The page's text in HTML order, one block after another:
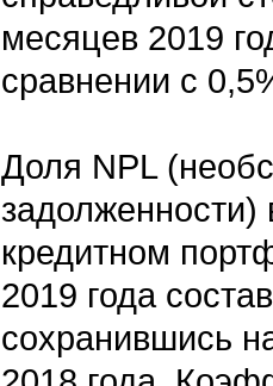
месяцев 2019
сравнении с
Доля NPL
задолженности)
кредитном
2019 года
сохранившись